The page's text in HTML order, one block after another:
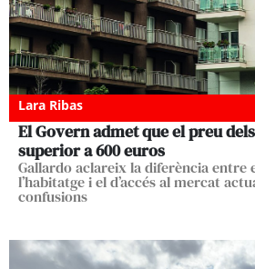
Lara Ribas
El Govern admet que el preu
superior a 600 euros
Gallardo aclareix la diferència entre
l’habitatge i el d’accés al mercat
confusions